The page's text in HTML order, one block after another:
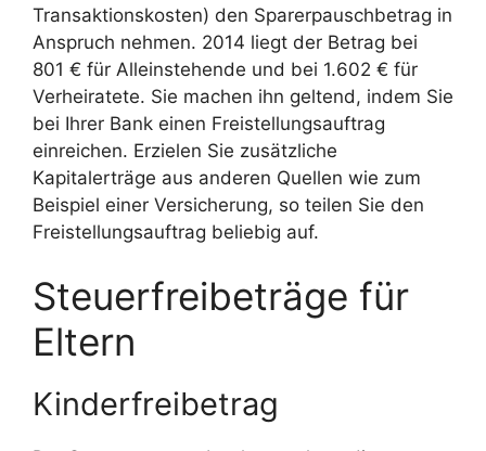
Transaktionskosten) den Sparerpauschbetrag in
Anspruch nehmen. 2014 liegt der Betrag bei
801 € für Alleinstehende und bei 1.602 € für
Verheiratete. Sie machen ihn geltend, indem Sie
bei Ihrer Bank einen Freistellungsauftrag
einreichen. Erzielen Sie zusätzliche
Kapitalerträge aus anderen Quellen wie zum
Beispiel einer Versicherung, so teilen Sie den
Freistellungsauftrag beliebig auf.
Steuerfreibeträge für
Eltern
Kinderfreibetrag